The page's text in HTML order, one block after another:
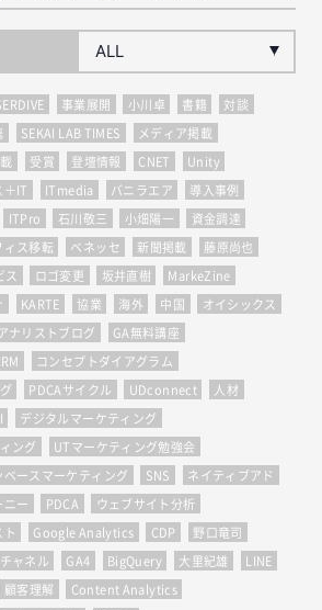
事業展開 小川卓 書籍 対談
SEKAI LAB TIMES メディア掲載
受賞 登壇情報 CNET Unity
＋IT ITmedia バニラエア 導入事例
ITPro 石川敬三 小畑陽一 資金調達
ィス移転 ベネッセ 新聞掲載 藤原尚也
ス ロゴ変更 坂井直樹 MarkeZine
KARTE 協業 海外 中国 オイシックス
アナリストブログ GA無料講座
コンセプトダイアグラム
PDCAサイクル UDconnect 人材
デジタルマーケティング
ング UTマーケティング勉強会
ベースマーケティング SNS ネイティブアド
ニー PDCA ウェブサイト分析
ト Google Analytics CDP 野口竜司
ャネル GA4 BigQuery 大里紀雄 LINE
顧客理解 Content Analytics